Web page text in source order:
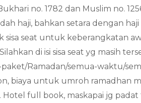
no. 1782 dan Muslim no.
haji, bahkan setara dengan
sisa seat untuk keberangkatan
di isi sisa seat yg masih
Ramadan/semua-waktu/
biaya untuk umroh ramadhan
full book, maskapai jg padat